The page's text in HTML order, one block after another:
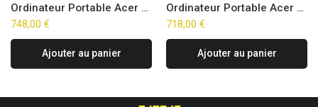
Ordinateur Portable Acer Aspire Go 15 AG15-71P-57CB (15,6″)
748,00 €
Ajouter au panier
Ordinateur Portable Acer Aspire Go 15 AG15-42P-R1X6 (15,6″)
718,00 €
Ajouter au panier